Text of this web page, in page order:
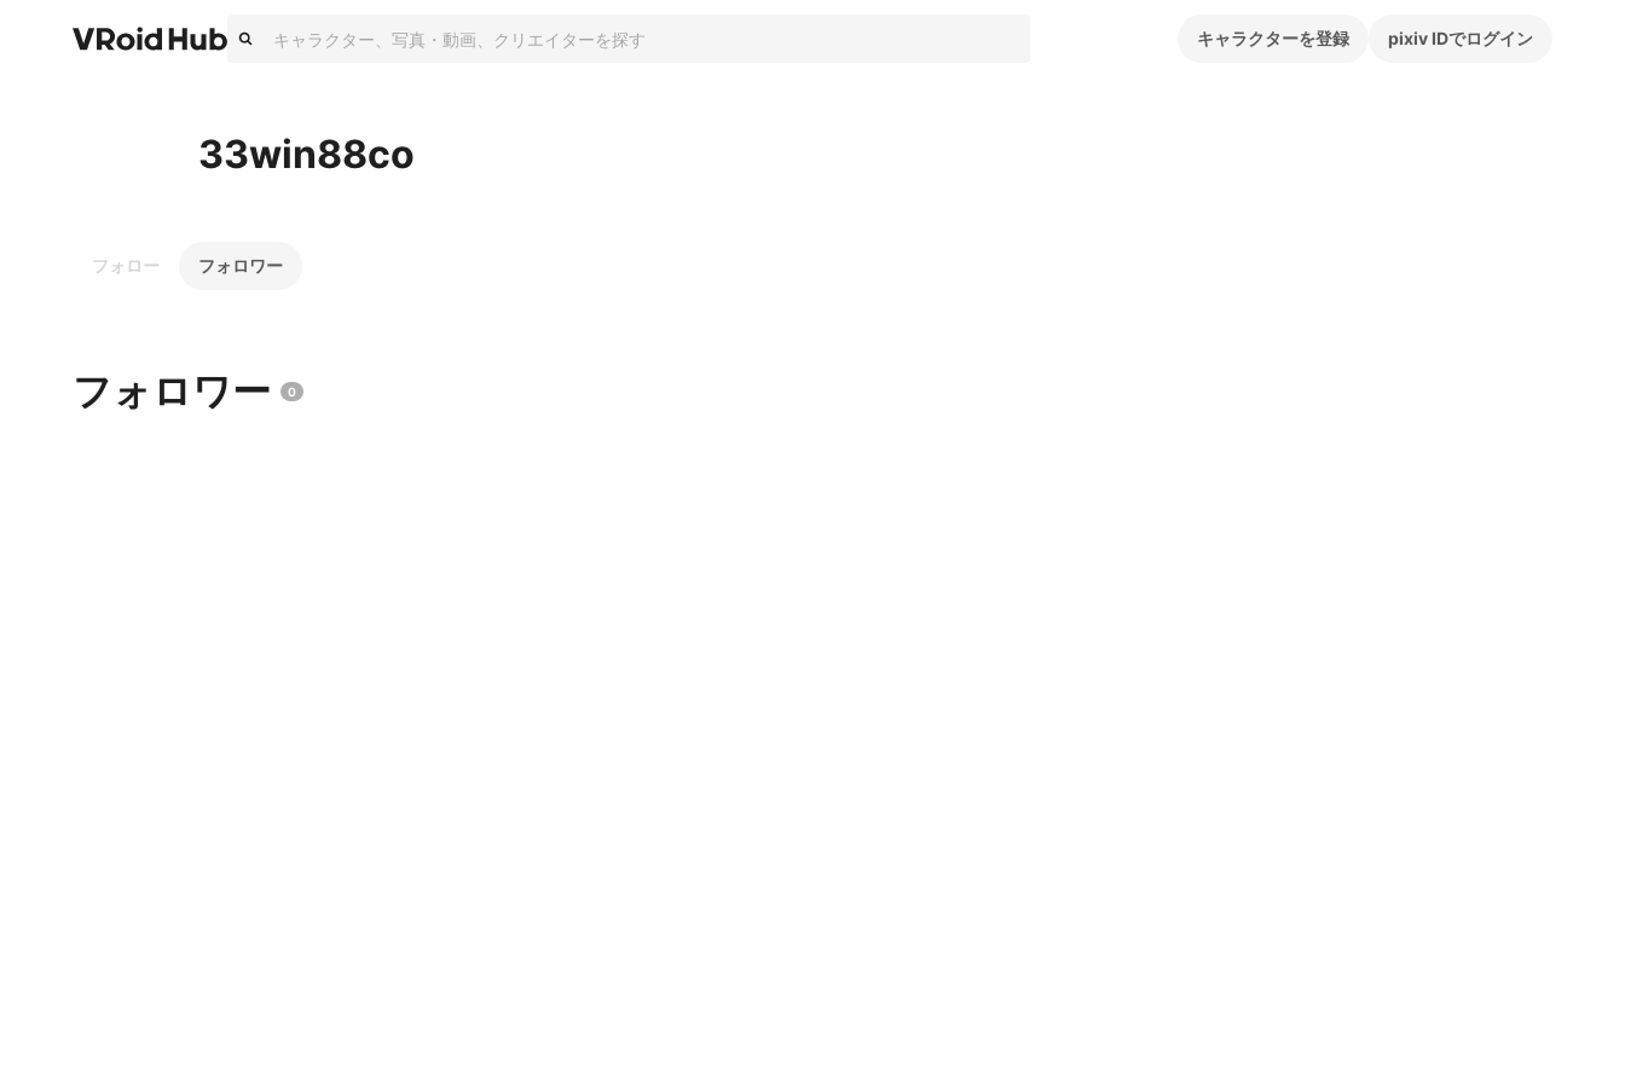
キャラクターを登録 pixiv IDでログイン
33win88co
フォロー フォロワー
フォロワー 0